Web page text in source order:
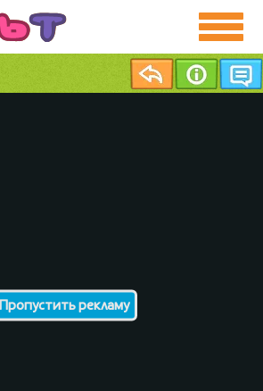
Пропустить рекламу